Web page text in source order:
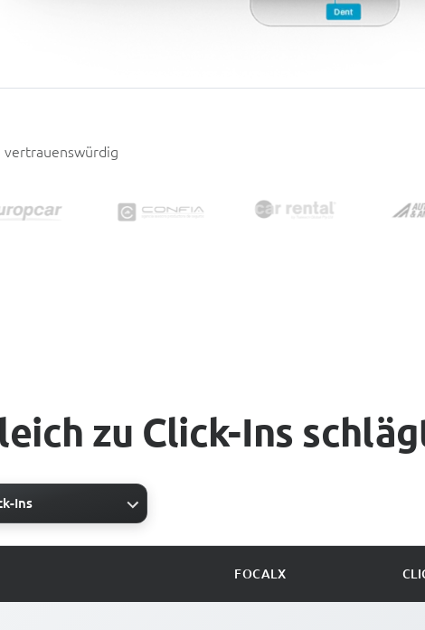
vertrauenswürdig
zu Click-Ins
Ins
FOCALX